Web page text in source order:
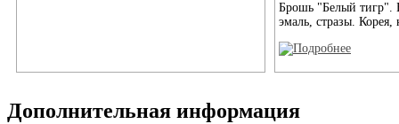
Брошь "Белый тигр".
эмаль, стразы.
Дополнительная информация